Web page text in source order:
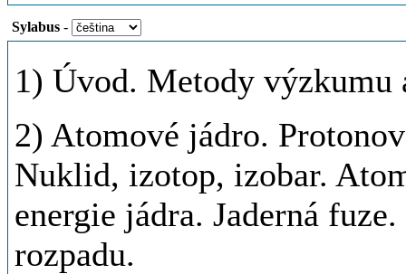
Sylabus -
1) Úvod. Metody výzkumu
2) Atomové jádro.
Nuklid, izotop, izobar.
energie jádra. Jaderná
rozpadu.